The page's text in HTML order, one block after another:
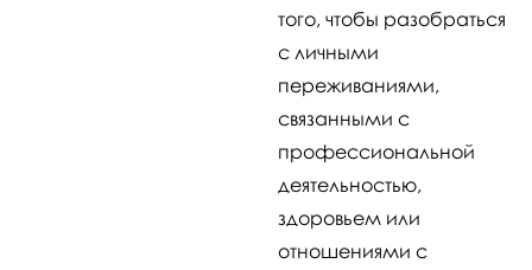
того, чтобы разобраться
с личными
переживаниями,
связанными с
профессиональной
деятельностью,
здоровьем или
отношениями с